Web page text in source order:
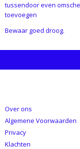
tussendoor even
toevoegen
Bewaar goed droog.
Over ons
Algemene Voorwaarden
Privacy
Klachten